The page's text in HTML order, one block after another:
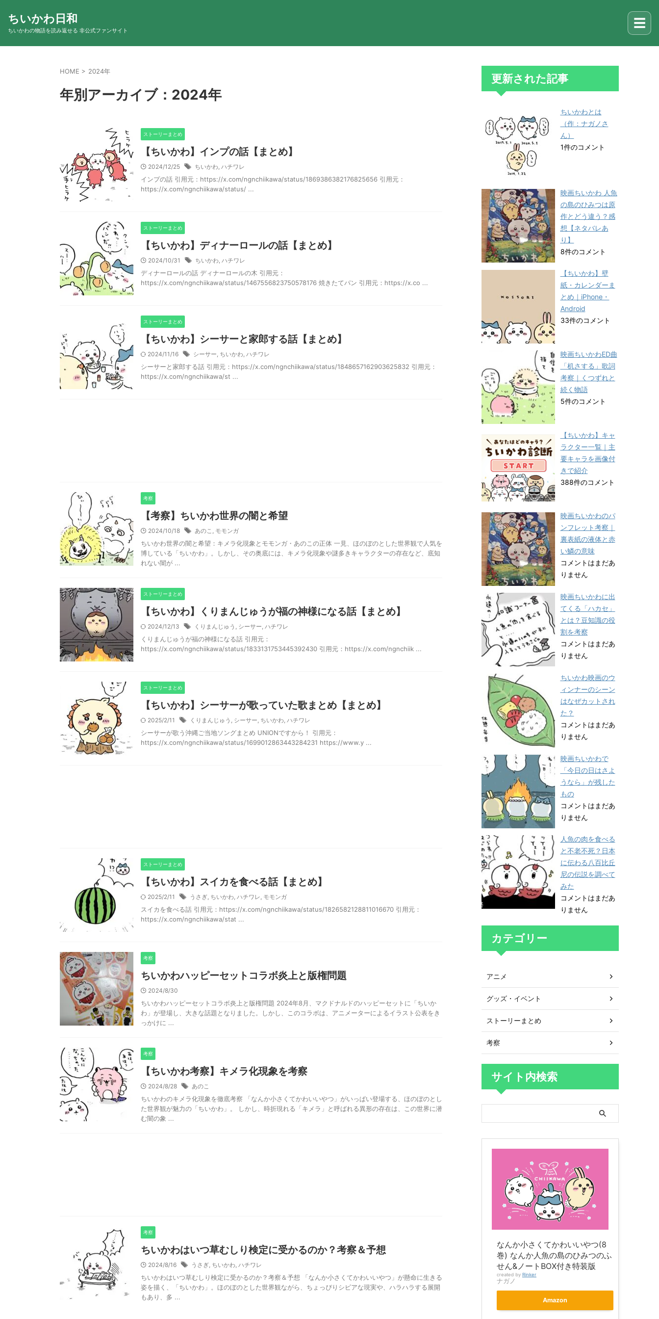
ちいかわ日和
ちいかわの物語を読み返せる 非公式ファンサイト ☰
HOME > 2024年
年別アーカイブ：2024年
ストーリーまとめ
【ちいかわ】インプの話【まとめ】
2024/12/25 ちいかわ, ハチワレ
インプの話 引用元：https://x.com/ngnchiikawa/status/1869386382176825656 引用元：
https://x.com/ngnchiikawa/status/ ...
ストーリーまとめ
【ちいかわ】ディナーロールの話【まとめ】
2024/10/31 ちいかわ, ハチワレ
ディナーロールの話 ディナーロールの木 引用元：
https://x.com/ngnchiikawa/status/1467556823750578176 焼きたてパン 引用元：https://x.co ...
ストーリーまとめ
【ちいかわ】シーサーと家郎する話【まとめ】
2024/11/16 シーサー, ちいかわ, ハチワレ
シーサーと家郎する話 引用元：https://x.com/ngnchiikawa/status/1848657162903625832 引用元：
https://x.com/ngnchiikawa/st ...
考察
【考察】ちいかわ世界の闇と希望
2024/10/18 あのこ , モモンガ
ちいかわ世界の闇と希望：キメラ化現象とモモンガ・あのこの正体 一見、ほのぼのとした世界観で人気を
博している「ちいかわ」。しかし、その奥底には、キメラ化現象や謎多きキャラクターの存在など、底知
れない闇が ...
ストーリーまとめ
【ちいかわ】くりまんじゅうが福の神様になる話【まとめ】
2024/12/13 くりまんじゅう , シーサー, ハチワレ
くりまんじゅうが福の神様になる話 引用元：
https://x.com/ngnchiikawa/status/1833131753445392430 引用元：https://x.com/ngnchiik ...
ストーリーまとめ
【ちいかわ】シーサーが歌っていた歌まとめ【まとめ】
2025/2/11 くりまんじゅう , シーサー, ちいかわ, ハチワレ
シーサーが歌う沖縄ご当地ソングまとめ UNIONですから！ 引用元：
https://x.com/ngnchiikawa/status/1699012863443284231 https://www.y ...
ストーリーまとめ
【ちいかわ】スイカを食べる話【まとめ】
2025/2/11 うさぎ, ちいかわ, ハチワレ, モモンガ
スイカを食べる話 引用元：https://x.com/ngnchiikawa/status/1826582128811016670 引用元：
https://x.com/ngnchiikawa/stat ...
考察
ちいかわハッピーセットコラボ炎上と版権問題
2024/8/30
ちいかわハッピーセットコラボ炎上と版権問題 2024年8月、マクドナルドのハッピーセットに「ちいか
わ」が登場し、大きな話題となりました。しかし、このコラボは、アニメーターによるイラスト公表をき
っかけに ...
考察
【ちいかわ考察】キメラ化現象を考察
2024/8/28 あのこ
ちいかわのキメラ化現象を徹底考察 「なんか小さくてかわいいやつ」がいっぱい登場する、ほのぼのとし
た世界観が魅力の「ちいかわ」。 しかし、時折現れる「キメラ」と呼ばれる異形の存在は、この世界に潜
む闇の象 ...
考察
ちいかわはいつ草むしり検定に受かるのか？考察＆予想
2024/8/16 うさぎ, ちいかわ, ハチワレ
ちいかわはいつ草むしり検定に受かるのか？考察＆予想 「なんか小さくてかわいいやつ」が懸命に生きる
姿を描く、「ちいかわ」。ほのぼのとした世界観ながら、ちょっぴりシビアな現実や、ハラハラする展開
もあり、多 ...
更新された記事
ちいかわとは
（作：ナガノさ
ん）
1件のコメント
映画ちいかわ 人魚
の島のひみつは原
作とどう違う？感
想【ネタバレあ
り】
8件のコメント
【ちいかわ】壁
紙・カレンダーま
とめ｜iPhone・
Android
33件のコメント
映画ちいかわED曲
「机さする」歌詞
考察｜くつずれと
続く物語
5件のコメント
【ちいかわ】キャ
ラクター一覧｜主
要キャラを画像付
きで紹介
388件のコメント
映画ちいかわのパ
ンフレット考察｜
裏表紙の液体と赤
い鱗の意味
コメントはまだあ
りません
映画ちいかわに出
てくる「ハカセ」
とは？豆知識の役
割を考察
コメントはまだあ
りません
ちいかわ映画のウ
ィンナーのシーン
はなぜカットされ
た？
コメントはまだあ
りません
映画ちいかわで
「今日の日はさよ
うなら」が残した
もの
コメントはまだあ
りません
人魚の肉を食べる
と不老不死？日本
に伝わる八百比丘
尼の伝説を調べて
みた
コメントはまだあ
りません
カテゴリー
アニメ
グッズ・イベント
ストーリーまとめ
考察
サイト内検索
なんか小さくてかわいいやつ(8
巻) なんか人魚の島のひみつのふ
せん&ノートBOX付き特装版
created by Rinker
ナガノ
Amazon